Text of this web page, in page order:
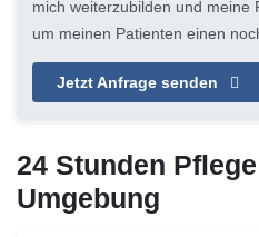
mich weiterzubilden und meine
um meinen Patienten einen
Jetzt Anfrage senden
24 Stunden
Umgebung